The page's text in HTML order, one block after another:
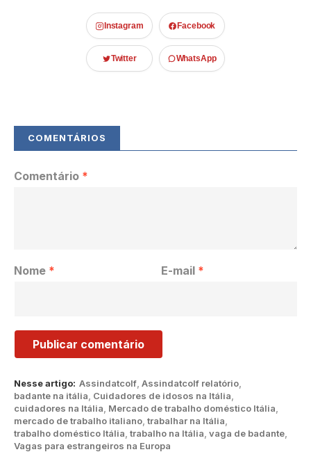
Instagram Facebook
Twitter WhatsApp
Nesse artigo: Assindatcolf Assindatcolf relatório
badante na itália Cuidadores de idosos na Itália
cuidadores na Itália Mercado de trabalho doméstico Itália
mercado de trabalho italiano trabalhar na Itália
trabalho doméstico Itália trabalho na Itália vaga de badante
Vagas para estrangeiros na Europa
Comentário *
Nome * E-mail *